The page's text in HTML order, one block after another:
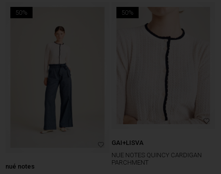
50%
nué notes
50%
GAI+LISVA
NUE NOTES QUINCY CARDIGAN
PARCHMENT